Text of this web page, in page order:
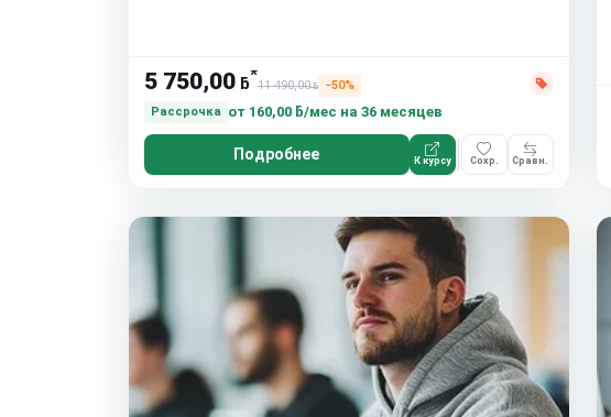
5 750,00 ƃ*
11 490,00ƃ
−50%
Рассрочка
от 160,00 ƃ/мес на 36 месяцев
Подробнее К курсу Сохр. Сравн.